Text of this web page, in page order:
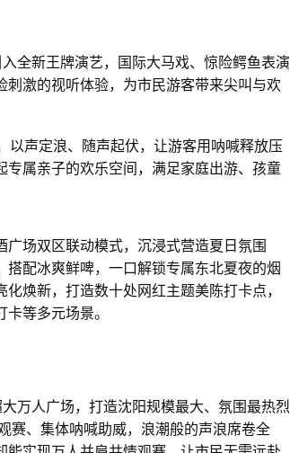
全新王牌演艺，国际大马戏、惊险鳄鱼表演
激的视听体验，为市民游客带来尖叫与欢
声定浪、随声起伏，让游客用呐喊释放压
属亲子的欢乐空间，满足家庭出游、孩童
场双区联动模式，沉浸式营造夏日氛围
配冰爽鲜啤，一口解锁专属东北夏夜的烟
焕新，打造数十处网红主题美陈打卡点，
等多元场景。
万人广场，打造沈阳规模最大、氛围最热烈
赛、集体呐喊助威，浪潮般的声浪席卷全